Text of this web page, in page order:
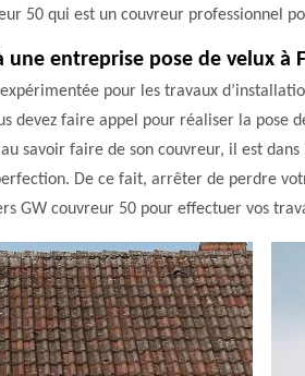
50 qui est un couvreur professionnel
une entreprise pose de velux à
pour les travaux
devez faire appel pour réaliser la pose
savoir faire de son couvreur, il est
De ce fait, arrêter de perdre
GW couvreur 50 pour effectuer vos